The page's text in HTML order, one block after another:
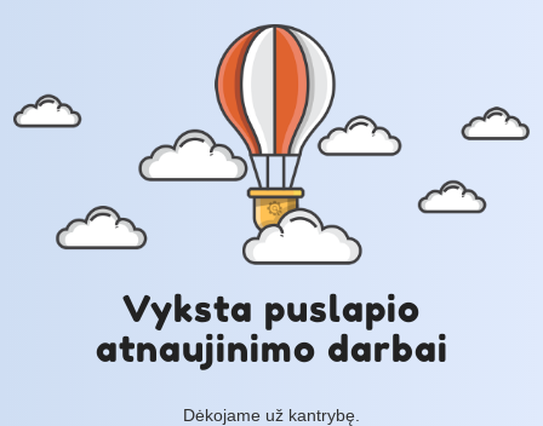
Vyksta puslapio
atnaujinimo darbai
Dėkojame už kantrybę.